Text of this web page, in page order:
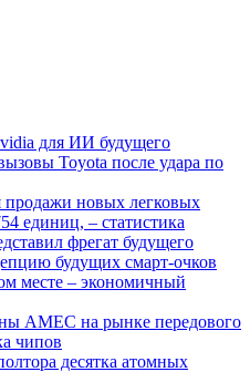
для ИИ будущего
Toyota после удара по
новых легковых
единиц, – статистика
фрегат будущего
будущих смарт-очков
месте – экономичный
AMEC на рынке передового
чипов
десятка атомных